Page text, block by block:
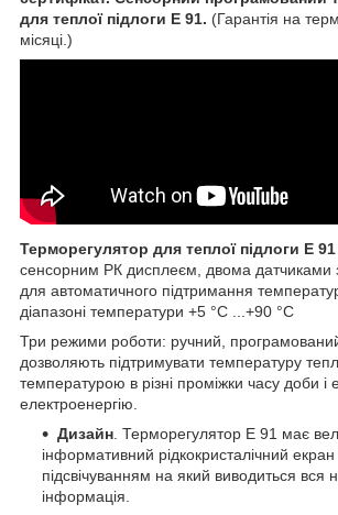
для теплої підлоги Е 91. (Гарантія на
місяці.)
Терморегулятор для теплої підлоги Е 91
сенсорним РК дисплеєм, двома датчиками
для автоматичного підтримання
діапазоні температури +5 °С ...+90 °С
Три режими роботи: ручний,
дозволяють підтримувати температуру
температурою в різні проміжки часу доби і
електроенергію.
Дизайн . Терморегулятор Е 91 має
інформативний рідкокристалічний екран
підсвічуванням на який виводиться вся
інформація.